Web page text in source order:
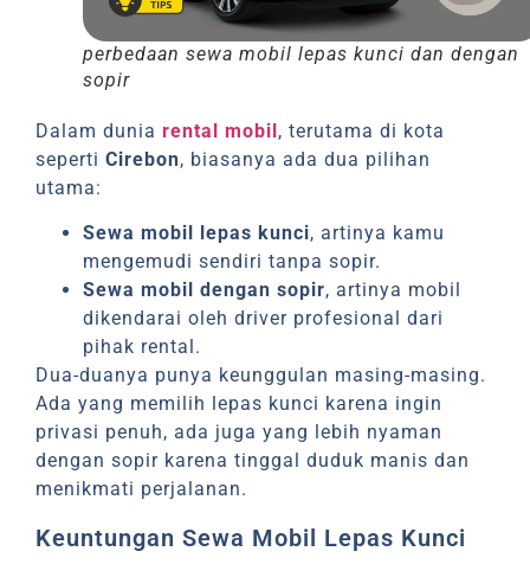
perbedaan sewa mobil lepas kunci dan dengan
sopir
Dalam duniarental mobil, terutama di kota
sepertiCirebon, biasanya ada dua pilihan
utama:
Sewa mobil lepas kunci, artinya kamu
mengemudi sendiri tanpa sopir.
Sewa mobil dengan sopir, artinya mobil
dikendarai oleh driver profesional dari
pihak rental.
Dua-duanya punya keunggulan masing-masing.
Ada yang memilih lepas kunci karena ingin
privasi penuh, ada juga yang lebih nyaman
dengan sopir karena tinggal duduk manis dan
menikmati perjalanan.
Keuntungan Sewa Mobil Lepas Kunci